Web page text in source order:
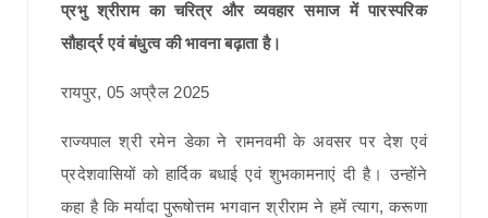
प्रभु श्रीराम का चरित्र और व्यवहार समाज में पारस्परिक
सौहार्द्र एवं बंधुत्व की भावना बढ़ाता है।
रायपुर, 05 अप्रैल 2025
राज्यपाल श्री रमेन डेका ने रामनवमी के अवसर पर देश एवं
प्रदेशवासियों को हार्दिक बधाई एवं शुभकामनाएं दी है। उन्होंने
कहा है कि मर्यादा पुरूषोत्तम भगवान श्रीराम ने हमें त्याग, करूणा